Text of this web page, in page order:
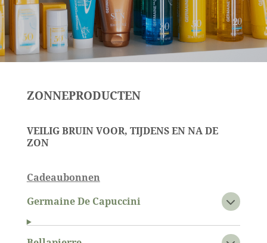
ZONNEPRODUCTEN
VEILIG BRUIN VOOR, TIJDENS EN NA DE
ZON
Cadeaubonnen
Germaine De Capuccini